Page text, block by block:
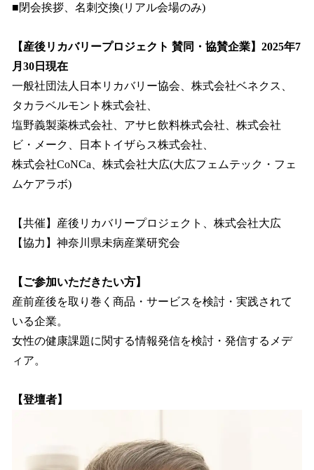
■閉会挨拶、名刺交換(リアル会場のみ)
【産後リカバリープロジェクト 賛同・協賛企業】2025年7
月30日現在
一般社団法人日本リカバリー協会、株式会社ベネクス、
タカラベルモント株式会社、
塩野義製薬株式会社、アサヒ飲料株式会社、株式会社
ビ・メーク、日本トイザらス株式会社、
株式会社CoNCa、株式会社大広(大広フェムテック・フェ
ムケアラボ)
【共催】産後リカバリープロジェクト、株式会社大広
【協力】神奈川県未病産業研究会
【ご参加いただきたい方】
産前産後を取り巻く商品・サービスを検討・実践されて
いる企業。
女性の健康課題に関する情報発信を検討・発信するメデ
ィア。
【登壇者】